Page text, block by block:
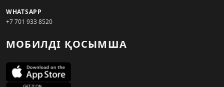
WHATSAPP
+7 701 933 8520
МОБИЛДІ ҚОСЫМША